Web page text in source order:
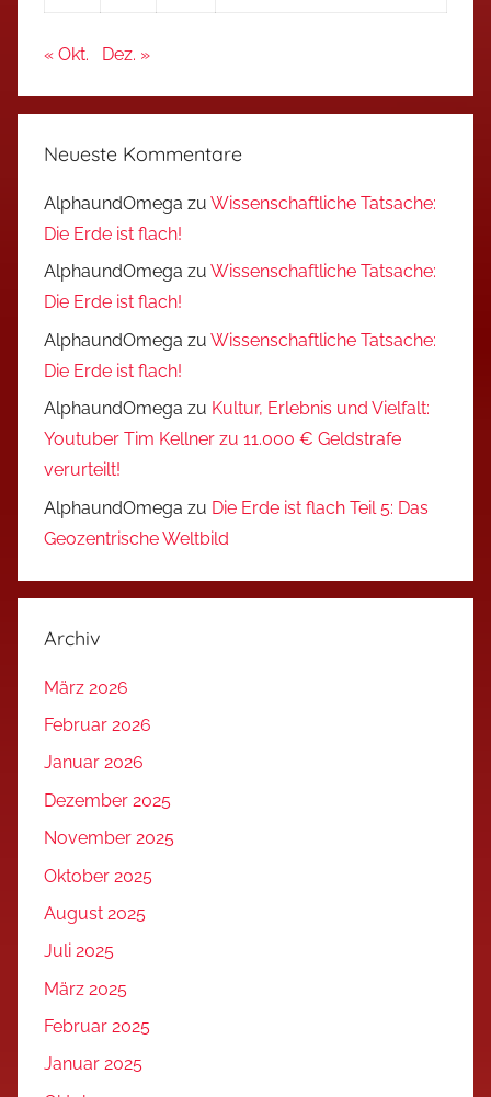
« Okt. Dez. »
Neueste Kommentare
AlphaundOmega zu Wissenschaftliche Tatsache:
Die Erde ist flach!
AlphaundOmega zu Wissenschaftliche Tatsache:
Die Erde ist flach!
AlphaundOmega zu Wissenschaftliche Tatsache:
Die Erde ist flach!
AlphaundOmega zu Kultur, Erlebnis und Vielfalt:
Youtuber Tim Kellner zu 11.000 € Geldstrafe
verurteilt!
AlphaundOmega zu Die Erde ist flach Teil 5: Das
Geozentrische Weltbild
Archiv
März 2026
Februar 2026
Januar 2026
Dezember 2025
November 2025
Oktober 2025
August 2025
Juli 2025
März 2025
Februar 2025
Januar 2025